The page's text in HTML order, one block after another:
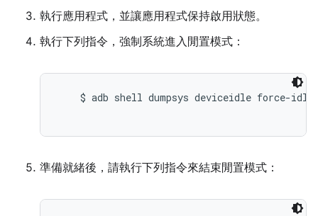
執行應用程式，並讓應用程式保持啟用狀態。
執行下列指令，強制系統進入閒置模式：
    $ adb shell dumpsys deviceidle force-idle
準備就緒後，請執行下列指令來結束閒置模式：